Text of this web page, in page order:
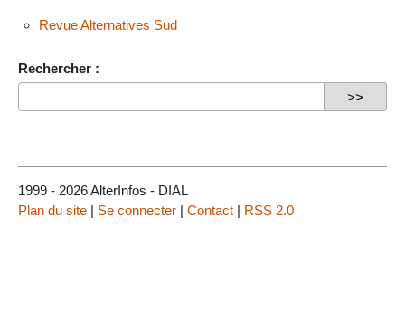
Revue Alternatives Sud
Rechercher :
1999 - 2026 AlterInfos - DIAL
Plan du site | Se connecter | Contact | RSS 2.0